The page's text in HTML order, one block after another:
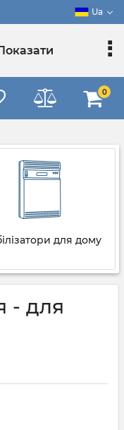
Ua
0
для дому
- для